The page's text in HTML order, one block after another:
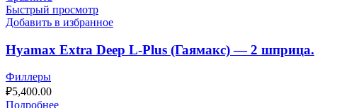
Быстрый просмотр
Добавить в избранное
Hyamax Extra Deep L-Plus (Гаямакс) — 2 шприца.
Филлеры
₽5,400.00
Подробнее